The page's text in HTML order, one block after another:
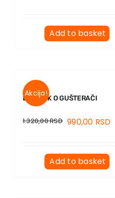
Add to basket
Akcija!
DNEVNIK O GUŠTERAČI
1.320,00RSD 990,00 RSD
Add to basket